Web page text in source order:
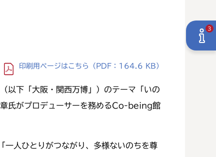
印刷用ページはこちら （PDF：164.6 KB）
以下「大阪・関西万博」）のテーマ「いの
章氏がプロデューサーを務めるCo-being館
人ひとりがつながり、多様ないのちを尊
3